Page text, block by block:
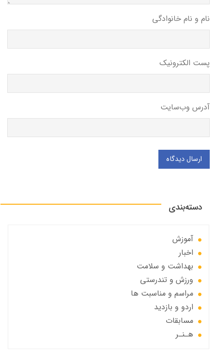
نام و نام خانوادگی
پست الکترونیک
آدرس وب‌سایت
ارسال دیدگاه
دسته‌بندی
آموزش
اخبار
بهداشت و سلامت
ورزش و تندرستی
مراسم و مناسبت ها
اردو و بازدید
مسابقات
هـنـر